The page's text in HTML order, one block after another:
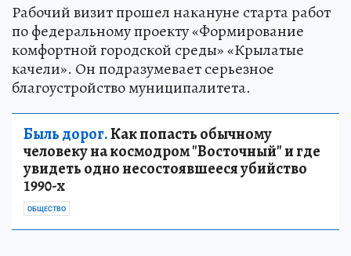
Рабочий визит прошел накануне старта работ
по федеральному проекту «Формирование
комфортной городской среды» «Крылатые
качели». Он подразумевает серьезное
благоустройство муниципалитета.
Быль дорог.Как попасть обычному
человеку на космодром "Восточный" и где
увидеть одно несостоявшееся убийство
1990-х
ОБЩЕСТВО